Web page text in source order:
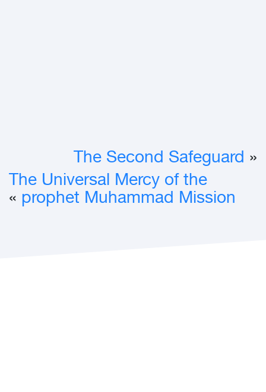
«
The Second Safeguard
The Universal Mercy of the
prophet Muhammad Mission
»